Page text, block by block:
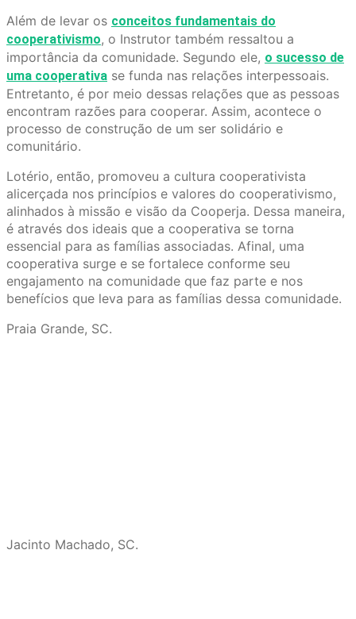
Além de levar os conceitos fundamentais do
cooperativismo, o Instrutor também ressaltou a
importância da comunidade. Segundo ele, o sucesso de
uma cooperativa se funda nas relações interpessoais.
Entretanto, é por meio dessas relações que as pessoas
encontram razões para cooperar. Assim, acontece o
processo de construção de um ser solidário e
comunitário.
Lotério, então, promoveu a cultura cooperativista
alicerçada nos princípios e valores do cooperativismo,
alinhados à missão e visão da Cooperja. Dessa maneira,
é através dos ideais que a cooperativa se torna
essencial para as famílias associadas. Afinal, uma
cooperativa surge e se fortalece conforme seu
engajamento na comunidade que faz parte e nos
benefícios que leva para as famílias dessa comunidade.
Praia Grande, SC.
Jacinto Machado, SC.